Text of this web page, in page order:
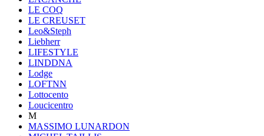
LE COQ
LE CREUSET
Leo&Steph
Liebherr
LIFESTYLE
LINDDNA
Lodge
LOFTNN
Lottocento
Loucicentro
M
MASSIMO LUNARDON